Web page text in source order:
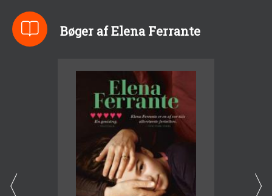
Bøger af Elena Ferrante